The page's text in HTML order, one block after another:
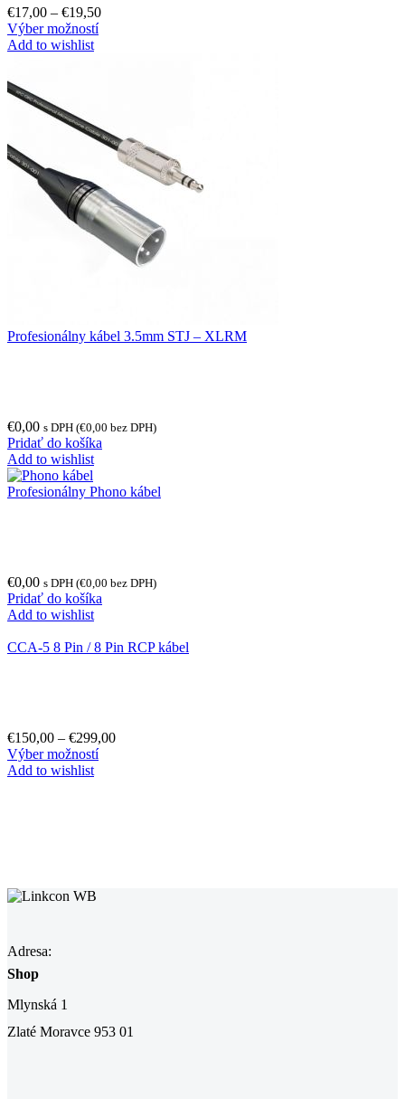
€17,00 – €19,50
Výber možností
Add to wishlist
Profesionálny kábel 3.5mm STJ – XLRM
€0,00 s DPH (€0,00 bez DPH)
Pridať do košíka
Add to wishlist
Profesionálny Phono kábel
€0,00 s DPH (€0,00 bez DPH)
Pridať do košíka
Add to wishlist
CCA-5 8 Pin / 8 Pin RCP kábel
€150,00 – €299,00
Výber možností
Add to wishlist
Adresa:
Shop
Mlynská 1
Zlaté Moravce 953 01